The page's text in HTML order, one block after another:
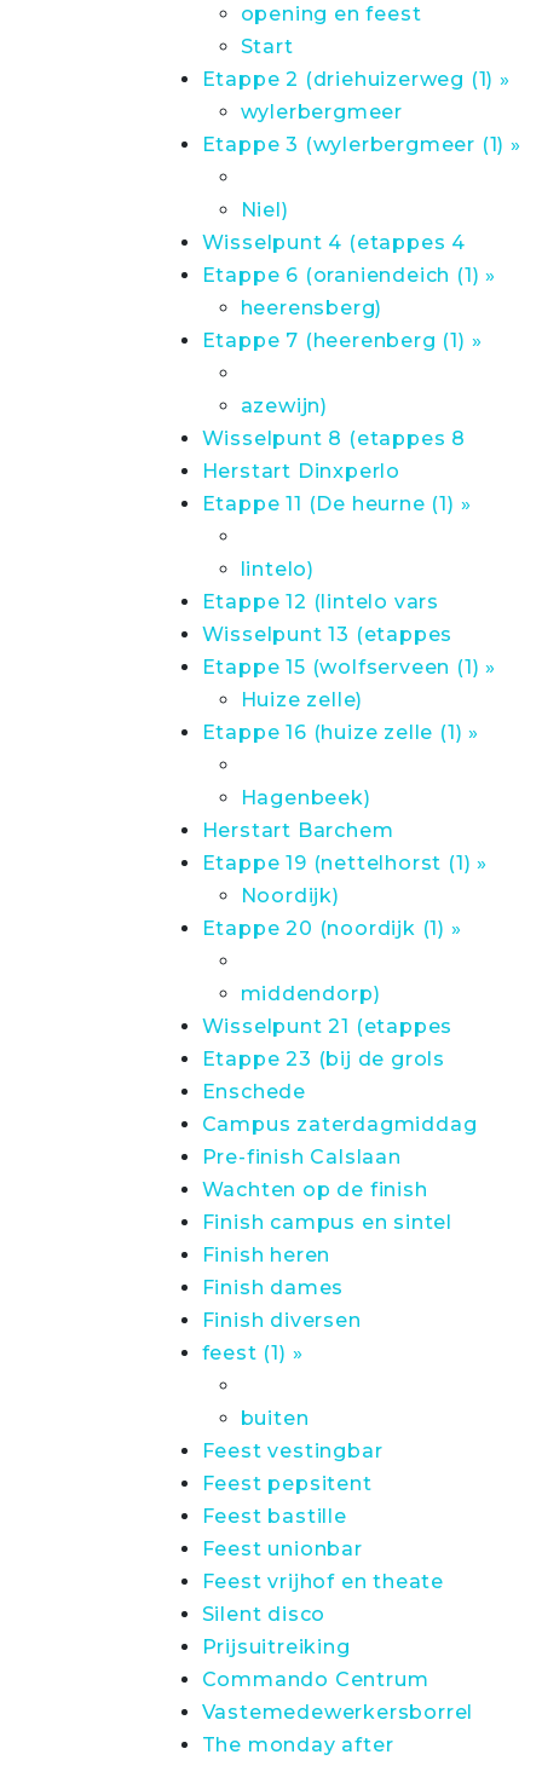
opening en feest
Start
Etappe 2 (driehuizerweg (1) »
wylerbergmeer
Etappe 3 (wylerbergmeer (1) »
Niel)
Wisselpunt 4 (etappes 4
Etappe 6 (oraniendeich (1) »
heerensberg)
Etappe 7 (heerenberg (1) »
azewijn)
Wisselpunt 8 (etappes 8
Herstart Dinxperlo
Etappe 11 (De heurne (1) »
lintelo)
Etappe 12 (lintelo vars
Wisselpunt 13 (etappes
Etappe 15 (wolfserveen (1) »
Huize zelle)
Etappe 16 (huize zelle (1) »
Hagenbeek)
Herstart Barchem
Etappe 19 (nettelhorst (1) »
Noordijk)
Etappe 20 (noordijk (1) »
middendorp)
Wisselpunt 21 (etappes
Etappe 23 (bij de grols
Enschede
Campus zaterdagmiddag
Pre-finish Calslaan
Wachten op de finish
Finish campus en sintel
Finish heren
Finish dames
Finish diversen
feest (1) »
buiten
Feest vestingbar
Feest pepsitent
Feest bastille
Feest unionbar
Feest vrijhof en theate
Silent disco
Prijsuitreiking
Commando Centrum
Vastemedewerkersborrel
The monday after